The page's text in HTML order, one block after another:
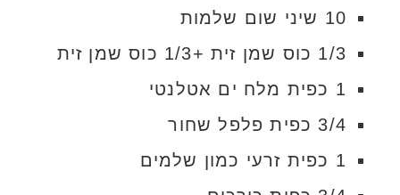
10 שיני שום שלמות
1/3 כוס שמן זית +1/3 כוס שמן זית
1 כפית מלח ים אטלנטי
3/4 כפית פלפל שחור
1 כפית זרעי כמון שלמים